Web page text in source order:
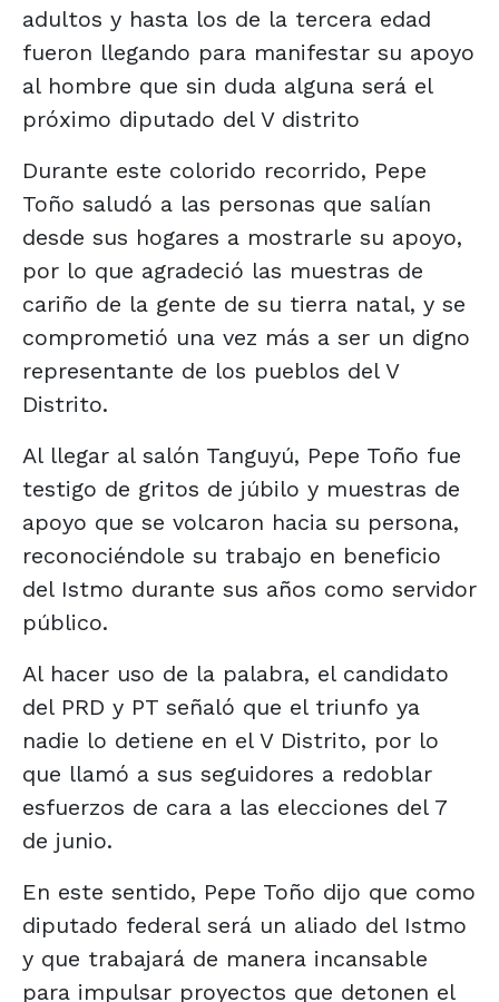
adultos y hasta los de la tercera edad
fueron llegando para manifestar su apoyo
al hombre que sin duda alguna será el
próximo diputado del V distrito
Durante este colorido recorrido, Pepe
Toño saludó a las personas que salían
desde sus hogares a mostrarle su apoyo,
por lo que agradeció las muestras de
cariño de la gente de su tierra natal, y se
comprometió una vez más a ser un digno
representante de los pueblos del V
Distrito.
Al llegar al salón Tanguyú, Pepe Toño fue
testigo de gritos de júbilo y muestras de
apoyo que se volcaron hacia su persona,
reconociéndole su trabajo en beneficio
del Istmo durante sus años como servidor
público.
Al hacer uso de la palabra, el candidato
del PRD y PT señaló que el triunfo ya
nadie lo detiene en el V Distrito, por lo
que llamó a sus seguidores a redoblar
esfuerzos de cara a las elecciones del 7
de junio.
En este sentido, Pepe Toño dijo que como
diputado federal será un aliado del Istmo
y que trabajará de manera incansable
para impulsar proyectos que detonen el